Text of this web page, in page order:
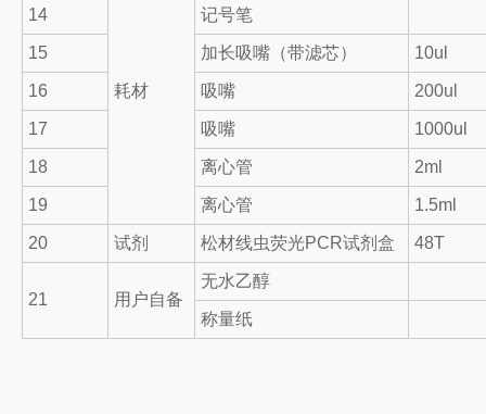
耗材
14 记号笔
15 加长吸嘴（带滤芯） 10ul
16 吸嘴 200ul
17 吸嘴 1000ul
18 离心管 2ml
19 离心管 1.5ml
20 试剂 松材线虫荧光PCR试剂盒 48T
21 用户自备
无水乙醇
称量纸